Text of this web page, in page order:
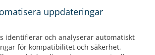
uppdateringar
identifierar och analyserar automatiskt
för kompatibilitet och säkerhet,